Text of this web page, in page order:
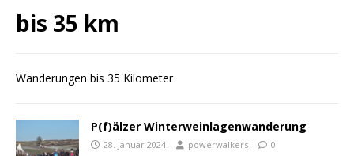
bis 35 km
Wanderungen bis 35 Kilometer
P(f)älzer Winterweinlagenwanderung
28. Januar 2024 powerwalkers 0